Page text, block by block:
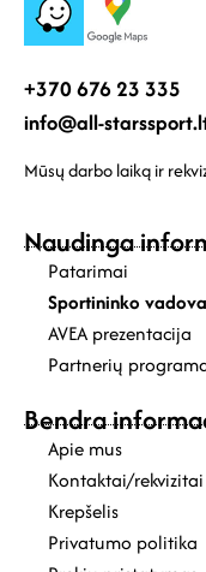
+370 676 23 335
info@all-
Mūsų darbo laiką ir
Naudinga
Patarimai
Sportininko
AVEA prezentacija
Partnerių
Bendra
Apie mus
Kontaktai/rekvizitai
Krepšelis
Privatumo politika